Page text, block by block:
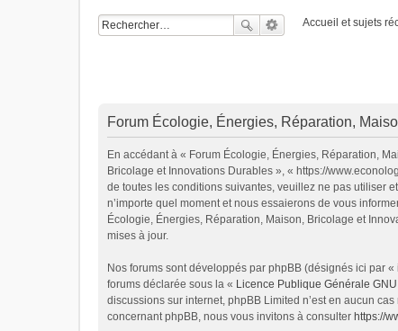
Accueil et sujets
Forum Écologie, Énergies, Réparation,
En accédant à « Forum Écologie, Énergies, Réparation,
Bricolage et Innovations Durables », « https://
de toutes les conditions suivantes, veuillez ne pas utiliser
n’importe quel moment et nous essaierons de vous
Écologie, Énergies, Réparation, Maison, Bricolage et
mises à jour.
Nos forums sont développés par phpBB (désignés ici par
forums déclarée sous la « Licence Publique Générale
discussions sur internet, phpBB Limited n’est en aucun
concernant phpBB, nous vous invitons à consulter https://